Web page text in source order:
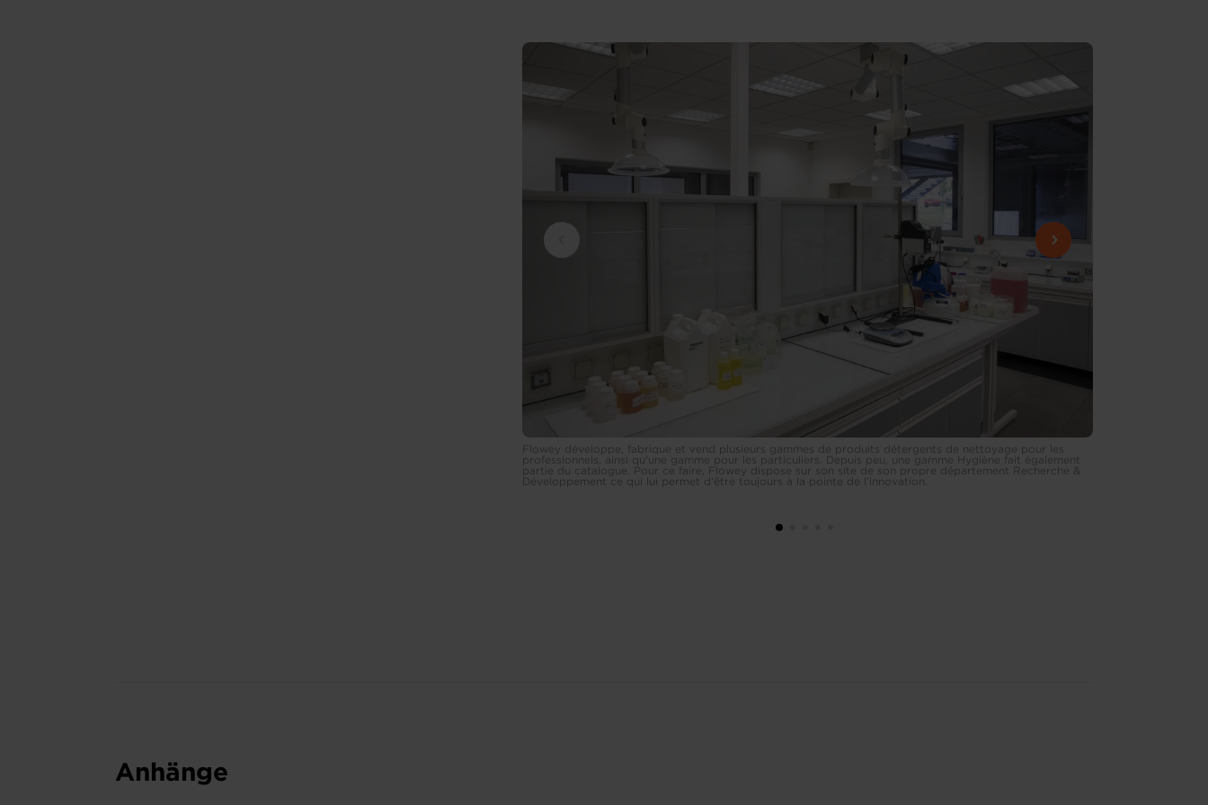
Flowey développe, fabrique et vend plusieurs gammes de produits détergents de nettoyage pour les
professionnels, ainsi qu'une gamme pour les particuliers. Depuis peu, une gamme Hygiène fait également
partie du catalogue. Pour ce faire, Flowey dispose sur son site de son propre département Recherche &
Développement ce qui lui permet d’être toujours à la pointe de l’innovation.
Anhänge